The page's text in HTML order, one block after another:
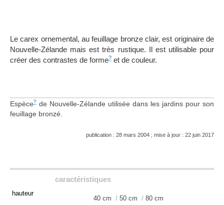
Le carex ornemental, au feuillage bronze clair, est originaire de
Nouvelle-Zélande mais est très rustique. Il est utilisable pour
créer des contrastes de forme? et de couleur.
Espèce? de Nouvelle-Zélande utilisée dans les jardins pour son
feuillage bronzé.
publication : 28 mars 2004 ; mise à jour : 22 juin 2017
caractéristiques
hauteur
40 cm / 50 cm / 80 cm